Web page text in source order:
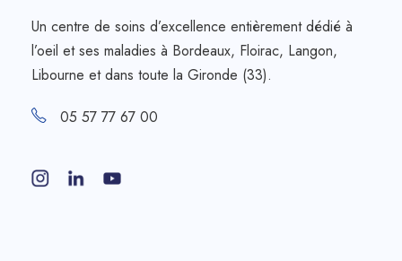
Un centre de soins d’excellence entièrement dédié à
l’oeil et ses maladies à Bordeaux, Floirac, Langon,
Libourne et dans toute la Gironde (33).
05 57 77 67 00